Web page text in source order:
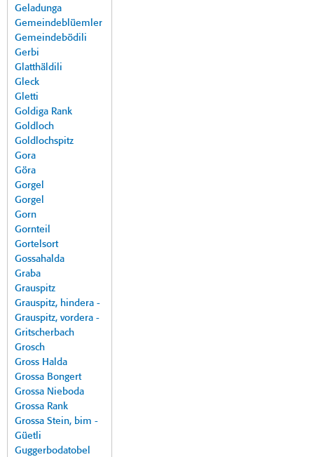
Geladunga
Gemeindeblüemler
Gemeindebödili
Gerbi
Glatthäldili
Gleck
Gletti
Goldiga Rank
Goldloch
Goldlochspitz
Gora
Göra
Gorgel
Gorgel
Gorn
Gornteil
Gortelsort
Gossahalda
Graba
Grauspitz
Grauspitz, hindera -
Grauspitz, vordera -
Gritscherbach
Grosch
Gross Halda
Grossa Bongert
Grossa Nieboda
Grossa Rank
Grossa Stein, bim -
Güetli
Guggerbodatobel